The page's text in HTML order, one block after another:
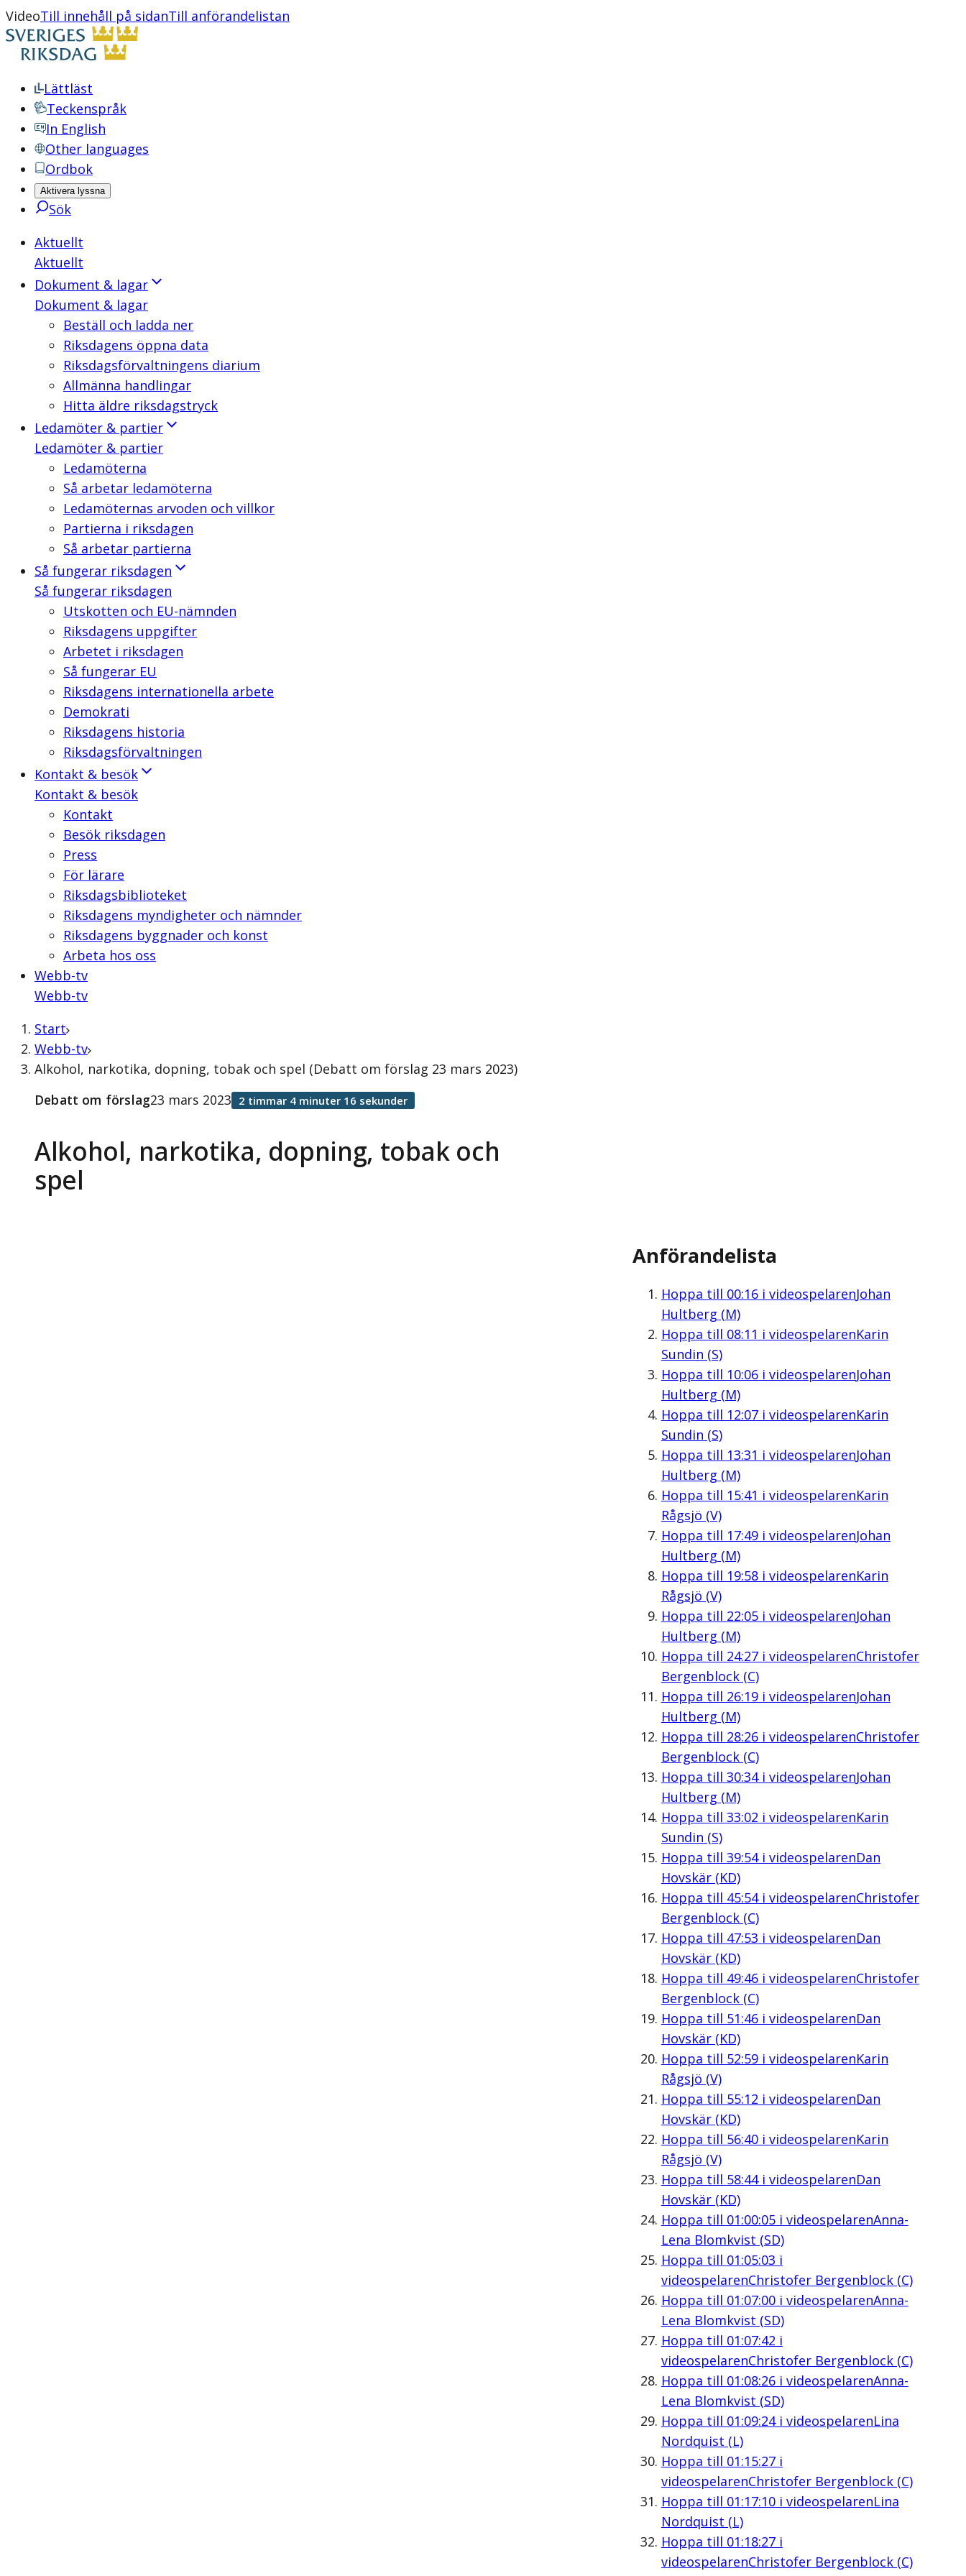
VideoTill innehåll på sidanTill anförandelistan
Lättläst
Teckenspråk
In English
Other languages
Ordbok
Aktivera lyssna
Sök
Aktuellt
Aktuellt
Dokument & lagar
Dokument & lagar
Beställ och ladda ner
Riksdagens öppna data
Riksdagsförvaltningens diarium
Allmänna handlingar
Hitta äldre riksdagstryck
Ledamöter & partier
Ledamöter & partier
Ledamöterna
Så arbetar ledamöterna
Ledamöternas arvoden och villkor
Partierna i riksdagen
Så arbetar partierna
Så fungerar riksdagen
Så fungerar riksdagen
Utskotten och EU-nämnden
Riksdagens uppgifter
Arbetet i riksdagen
Så fungerar EU
Riksdagens internationella arbete
Demokrati
Riksdagens historia
Riksdagsförvaltningen
Kontakt & besök
Kontakt & besök
Kontakt
Besök riksdagen
Press
För lärare
Riksdagsbiblioteket
Riksdagens myndigheter och nämnder
Riksdagens byggnader och konst
Arbeta hos oss
Webb-tv
Webb-tv
Start
Webb-tv
Alkohol, narkotika, dopning, tobak och spel (Debatt om förslag 23 mars 2023)
Alkohol, narkotika, dopning, tobak och
spel
Debatt om förslag23 mars 2023 2 timmar 4 minuter 16 sekunder
Anförandelista
Hoppa till 00:16i videospelarenJohan
Hultberg (M)
Hoppa till 08:11 i videospelarenKarin
Sundin (S)
Hoppa till 10:06i videospelarenJohan
Hultberg (M)
Hoppa till 12:07i videospelarenKarin
Sundin (S)
Hoppa till 13:31 i videospelarenJohan
Hultberg (M)
Hoppa till 15:41 i videospelarenKarin
Rågsjö (V)
Hoppa till 17:49i videospelarenJohan
Hultberg (M)
Hoppa till 19:58i videospelarenKarin
Rågsjö (V)
Hoppa till 22:05i videospelarenJohan
Hultberg (M)
Hoppa till 24:27i videospelarenChristofer
Bergenblock (C)
Hoppa till 26:19i videospelarenJohan
Hultberg (M)
Hoppa till 28:26i videospelarenChristofer
Bergenblock (C)
Hoppa till 30:34i videospelarenJohan
Hultberg (M)
Hoppa till 33:02 i videospelarenKarin
Sundin (S)
Hoppa till 39:54i videospelarenDan
Hovskär (KD)
Hoppa till 45:54i videospelarenChristofer
Bergenblock (C)
Hoppa till 47:53 i videospelarenDan
Hovskär (KD)
Hoppa till 49:46i videospelarenChristofer
Bergenblock (C)
Hoppa till 51:46i videospelarenDan
Hovskär (KD)
Hoppa till 52:59i videospelarenKarin
Rågsjö (V)
Hoppa till 55:12 i videospelarenDan
Hovskär (KD)
Hoppa till 56:40i videospelarenKarin
Rågsjö (V)
Hoppa till 58:44i videospelarenDan
Hovskär (KD)
Hoppa till 01:00:05i videospelarenAnna-
Lena Blomkvist (SD)
Hoppa till 01:05:03 i
videospelarenChristofer Bergenblock (C)
Hoppa till 01:07:00i videospelarenAnna-
Lena Blomkvist (SD)
Hoppa till 01:07:42 i
videospelarenChristofer Bergenblock (C)
Hoppa till 01:08:26i videospelarenAnna-
Lena Blomkvist (SD)
Hoppa till 01:09:24i videospelarenLina
Nordquist (L)
Hoppa till 01:15:27i
videospelarenChristofer Bergenblock (C)
Hoppa till 01:17:10i videospelarenLina
Nordquist (L)
Hoppa till 01:18:27i
videospelarenChristofer Bergenblock (C)